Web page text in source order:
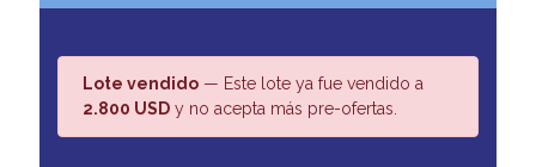
Lote vendido — Este lote ya fue vendido a
2.800 USD y no acepta más pre-ofertas.